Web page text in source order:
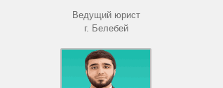
Ведущий юрист
г. Белебей